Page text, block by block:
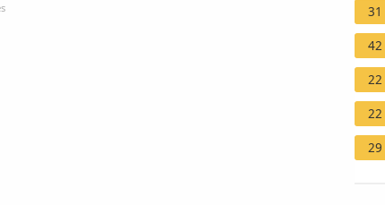
31
42
22
22
29